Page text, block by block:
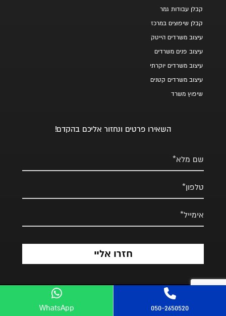
050-2650520
WhatsApp
קבלן עבודות גמר
קבלן שיפוצים במרכז
עיצוב משרדים הייטק
עיצוב פנים משרדים
עיצוב משרדים יוקרתי
עיצוב משרדים קטנים
שיפוץ משרד
השאירו פרטים ונחזור אליכם בהקדם!